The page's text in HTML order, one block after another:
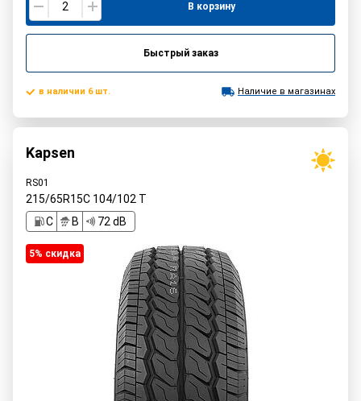
В корзину
Быстрый заказ
в наличии 6 шт. Наличие в магазинах
Kapsen
RS01
215/65R15C 104/102 T
C
B 72 dB
5% cкидка